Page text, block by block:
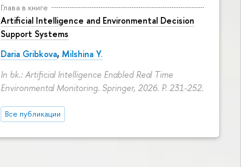
Глава в книге
Artificial Intelligence and Environmental Decision
Support Systems
Daria Gribkova, Milshina Y.
In bk.: Artificial Intelligence Enabled Real Time
Environmental Monitoring. Springer, 2026. P. 231-252.
Все публикации